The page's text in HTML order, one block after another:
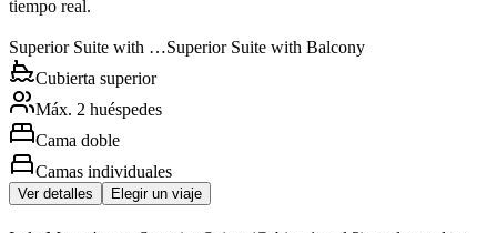
tiempo real.
Superior Suite with …Superior Suite with Balcony
Cubierta superior
Máx. 2 huéspedes
Cama doble
Camas individuales
Ver detalles Elegir un viaje